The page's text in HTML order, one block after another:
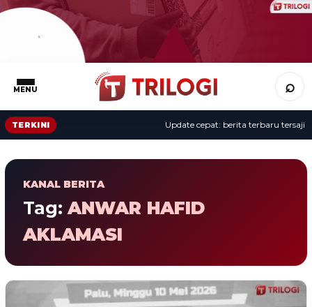
MENU ⌕
TERKINI Update cepat: berita terbaru tersaji
KANAL BERITA
Tag: ANWAR HAFID
AKLAMASI